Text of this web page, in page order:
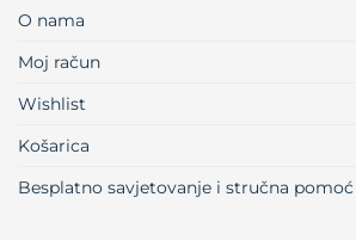
O nama
Moj račun
Wishlist
Košarica
Besplatno savjetovanje i stručna pomoć